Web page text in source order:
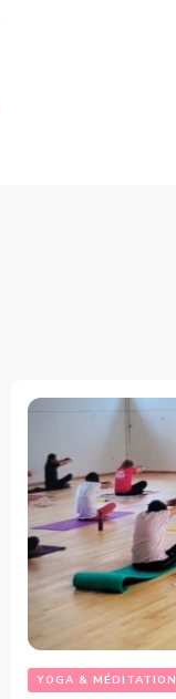
YOGA & MÉDITATION